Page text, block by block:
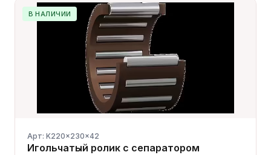
В НАЛИЧИИ
Арт: K220x230x42
Игольчатый ролик с сепаратором